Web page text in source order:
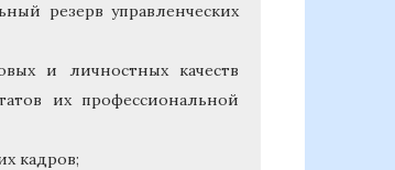
резерв управленческих
и личностных качеств
их профессиональной
кадров;